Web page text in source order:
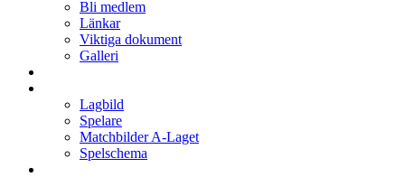
Bli medlem
Länkar
Viktiga dokument
Galleri
Lagbild
Spelare
Matchbilder A-Laget
Spelschema